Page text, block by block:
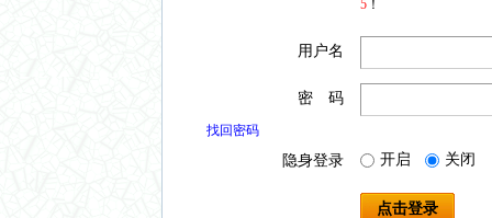
5 ！
用户名
密 码
找回密码
隐身登录 开启 关闭
点击登录